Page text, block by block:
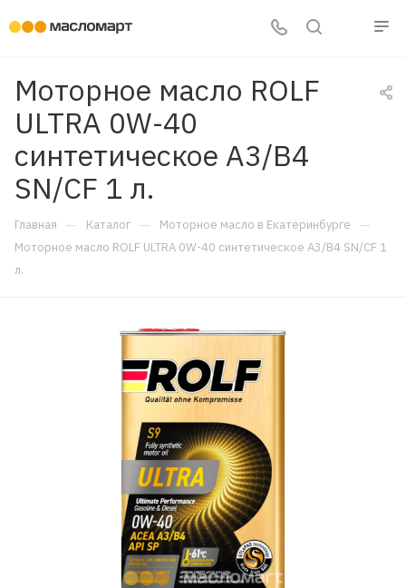
Моторное масло ROLF
ULTRA 0W-40
синтетическое A3/B4
SN/CF 1 л.
Главная — Каталог — Моторное масло в Екатеринбурге —
Моторное масло ROLF ULTRA 0W-40 синтетическое A3/B4 SN/CF 1
л.